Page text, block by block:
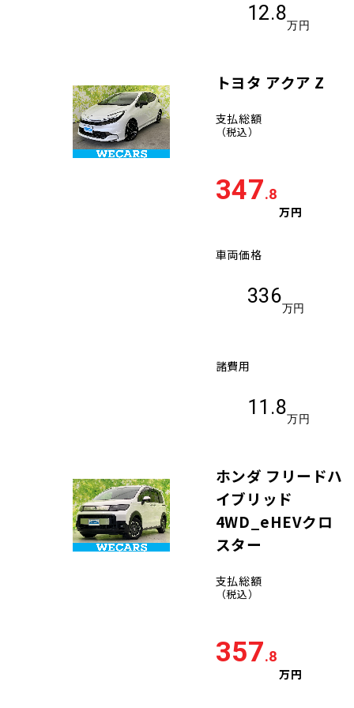
12.8
万円
トヨタ アクア Z
支払総額
（税込）
347.8
万円
車両価格
336
万円
諸費用
11.8
万円
ホンダ フリードハ
イブリッド
4WD_eHEVクロ
スター
支払総額
（税込）
357.8
万円